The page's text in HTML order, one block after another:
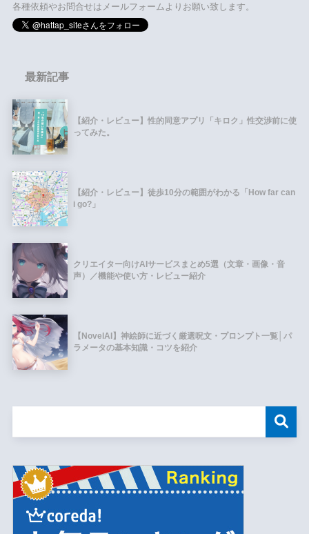
各種依頼やお問合せはメールフォームよりお願い致します。
最新記事
【紹介・レビュー】性的同意アプリ「キロク」性交渉前に使
ってみた。
【紹介・レビュー】徒歩10分の範囲がわかる「How far can
i go?」
クリエイター向けAIサービスまとめ5選（文章・画像・音
声）／機能や使い方・レビュー紹介
【NovelAI】神絵師に近づく厳選呪文・プロンプト一覧│パ
ラメータの基本知識・コツを紹介